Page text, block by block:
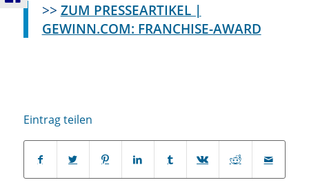
>> ZUM PRESSEARTIKEL |
GEWINN.COM: FRANCHISE-AWARD
Eintrag teilen